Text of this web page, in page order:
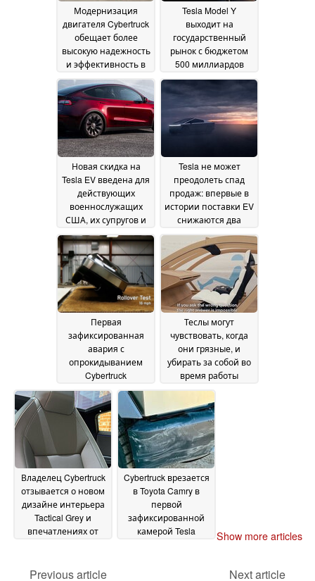
Модернизация
двигателя Cybertruck
обещает более
высокую надежность
и эффективность в
рамках
потенциального
отзыва громкого
переднего двигателя
в ранних моделях06
July 2024
Tesla Model Y
выходит на
государственный
рынок с бюджетом
500 миллиардов
долларов в качестве
предвестника
одобрения FSD в
Китае05 July 2024
Новая скидка на
Tesla EV введена для
действующих
военнослужащих
США, их супругов и
ветеранов
04 July 2024
Tesla не может
преодолеть спад
продаж: впервые в
истории поставки EV
снижаются два
квартала подряд04
July 2024
Первая
зафиксированная
авария с
опрокидыванием
Cybertruck
подчеркивает
недостатки
маркетинга Tesla -
возможно, грузовику
не стоит изображать
из себя спортивный
автомобиль04 July
2024
Теслы могут
чувствовать, когда
они грязные, и
убирать за собой во
время работы
Cybercab02 July 2024
Владелец Cybertruck
отзывается о новом
дизайне интерьера
Tactical Grey и
впечатлениях от
Cybertruck врезается
в Toyota Camry в
первой
зафиксированной
камерой Tesla
Show more articles
Previous article
Next article